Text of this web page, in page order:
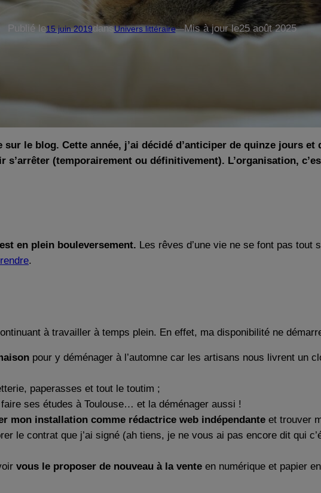
Publié le15 juin 2019dansUnivers littéraire—Mis à jour le25 août 2025
sur le blog. Cette année, j’ai décidé d’anticiper de quinze jours
s’arrêter (temporairement ou définitivement). L’organisation,
en plein bouleversement. Les rêves d’une vie ne se font pas tout
.
à travailler à temps plein. En effet, ma disponibilité ne
pour y déménager à l’automne car les artisans nous livrent un
paperasses et tout le toutim ;
ses études à Toulouse… et la déménager aussi !
mon installation comme rédactrice web indépendante et trouver
le contrat que j’ai signé (ah tiens, je ne vous ai pas encore dit qui
vous le proposer de nouveau à la vente en numérique et papier